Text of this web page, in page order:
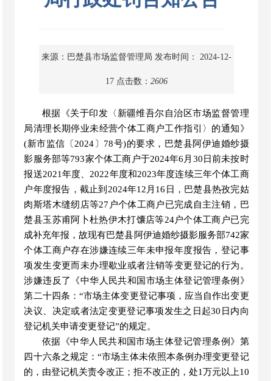
来源：巴楚县市场监督管理局 发布时间： 2024-12-
17 点击数： 2606
根据《关于印发〈新疆维吾尔自治区市场监督管理
局清理长期停业未经营个体工商户工作指引〉的通知》
(新市监信〔2024〕78号)的要求，巴楚县阿伊迪婚纱摄
影服务部等793家个体工商户于2024年6月30日前未按时
报送2021年度、2022年度和2023年度连续三年个体工商
户年度报告，截止到2024年12月16日，巴楚县热孜完姑
肉斯塔木缝纫店等27户个体工商户已完成自主注销，巴
楚县玉苏甫阿卜杜热伊木打馕店等24户个体工商户已完
成补充年报，故现有巴楚县阿伊迪婚纱摄影服务部742家
个体工商户存在涉嫌连续三年未申报年度报告，登记事
项发生变更而未办理歇业或者注销等变更登记的行为。
涉嫌违反了《中华人民共和国市场主体登记管理条例》
第二十四条：“市场主体变更登记事项，应当自作出变更
决议、决定或者法定变更登记事项发生之日起30日内向
登记机关申请变更登记”的规定。
依据《中华人民共和国市场主体登记管理条例》第
四十六条之规定：“市场主体未依照本条例办理变更登记
的，由登记机关责令改正；拒不改正的，处1万元以上10